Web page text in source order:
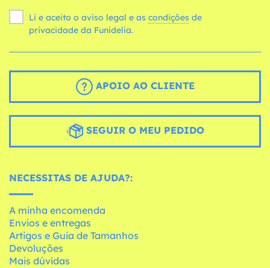
Li e aceito o aviso legal e as condições
privacidade da Funidelia.
APOIO AO CLIENTE
SEGUIR O MEU PEDIDO
NECESSITAS DE AJUDA?:
A minha encomenda
Envios e entregas
Artigos e Guia de Tamanhos
Devoluções
Mais dúvidas